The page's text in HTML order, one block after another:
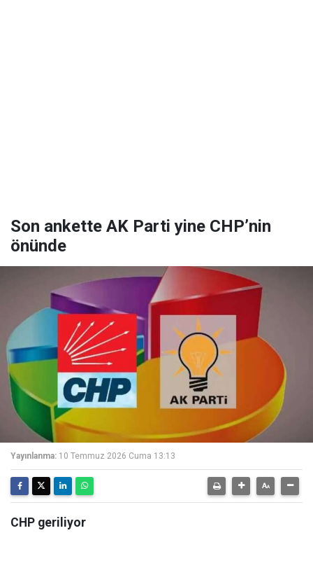
Son ankette AK Parti yine CHP’nin
önünde
Yayınlanma: 10 Temmuz 2026 Cuma 13:13
CHP geriliyor